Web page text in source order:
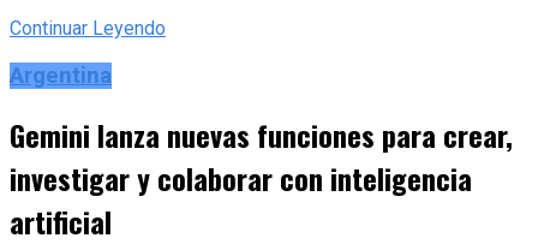
Continuar Leyendo
Argentina
Gemini lanza nuevas funciones para crear,
investigar y colaborar con inteligencia
artificial